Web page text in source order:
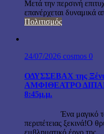
Μετά την περσινή
επανέρχεται δυναμικά
Πολιτισμός
24/07/2026 cosmos 0
ΟΔΥΣΣΕΒΑΧ της
ΑΜΦΙΘΕΑΤΡΟ ΔΙΠΑΕ
8:45μ.μ.
Ένα μαγικό ταξίδι
περιπέτειας ξεκινά!Ο
εμβληματικό έργο της...